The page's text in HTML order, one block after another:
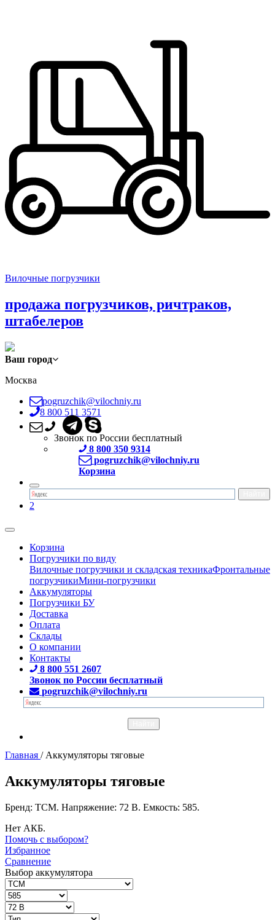
Вилочные погрузчики
продажа погрузчиков, ричтраков,
штабелеров
Ваш город
Москва
pogruzchik@vilochniy.ru
8 800 511 3571
Звонок по России бесплатный
8 800 350 9314
pogruzchik@vilochniy.ru
Корзина
2
Корзина
Погрузчики по виду
Вилочные погрузчики и складская техникаФронтальные
погрузчикиМини-погрузчики
Аккумуляторы
Погрузчики БУ
Доставка
Оплата
Склады
О компании
Контакты
8 800 551 2607
Звонок по России бесплатный
pogruzchik@vilochniy.ru
Главная / Аккумуляторы тяговые
Аккумуляторы тяговые
Бренд: TCM. Напряжение: 72 В. Емкость: 585.
Нет АКБ.
Помочь с выбором?
Избранное
Сравнение
Выбор аккумулятора